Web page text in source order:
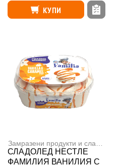
КУПИ
СЛАДОЛЕД НЕСТЛЕ
ФАМИЛИЯ ВАНИЛИЯ С